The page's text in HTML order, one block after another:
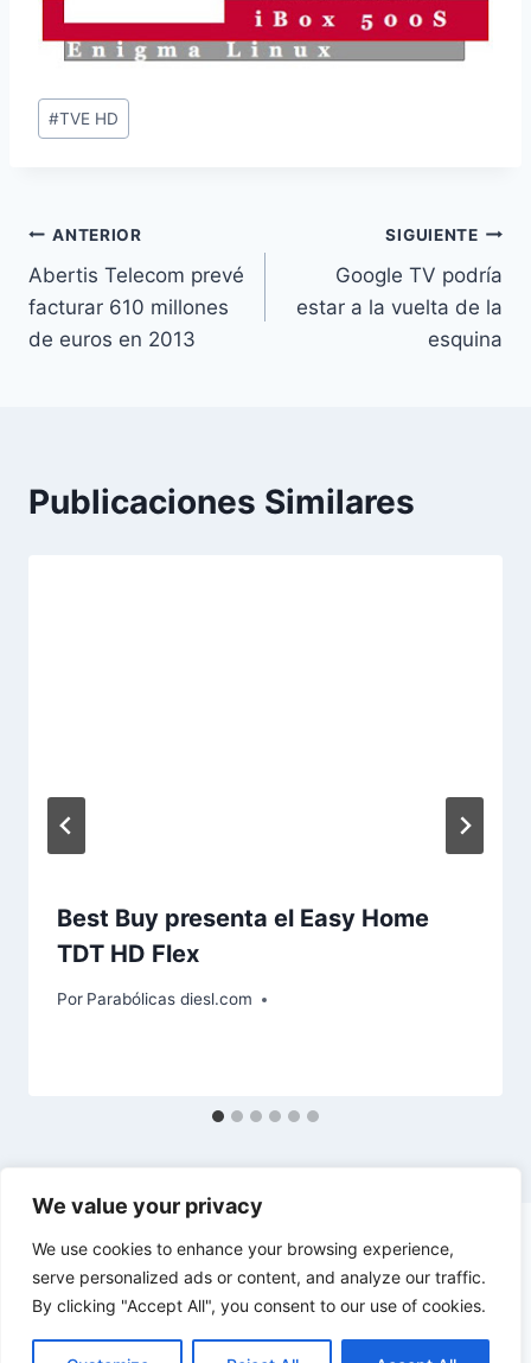
We value your privacy
We use cookies to enhance your browsing experience,
serve personalized ads or content, and analyze our traffic.
By clicking "Accept All", you consent to our use of cookies.
Etiquetas
de
#TVE HD
Navegación
de
entradas
ANTERIOR
Abertis Telecom prevé
facturar 610 millones
de euros en 2013
SIGUIENTE
Google TV podría
estar a la vuelta de la
esquina
Publicaciones Similares
Best Buy presenta el Easy Home
TDT HD Flex
Por Parabólicas diesl.com
© 2026 diesl.com - Tema para WordPress por
Kadence WP